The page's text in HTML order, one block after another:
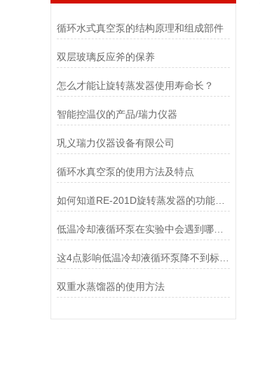
循环水式真空泵的结构原理和组成部件
双层玻璃反应斧的保养
怎么才能让旋转蒸发器使用寿命长？
智能控温仪的产品/瑞力仪器
巩义瑞力仪器设备有限公司
循环水真空泵的使用方法及特点
如何知道RE-201D旋转蒸发器的功能配置？
低温冷却液循环泵在实验中会遇到哪些故障？
这4点影响低温冷却液循环泵降不到标准温度！
双重水蒸馏器的使用方法